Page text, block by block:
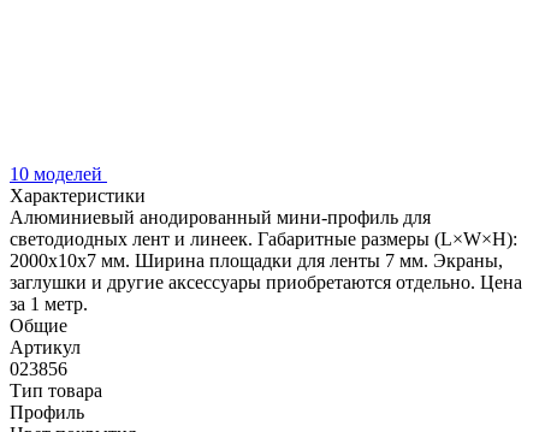
10 моделей
Характеристики
Алюминиевый анодированный мини-профиль для
светодиодных лент и линеек. Габаритные размеры (L×W×H):
2000x10x7 мм. Ширина площадки для ленты 7 мм. Экраны,
заглушки и другие аксессуары приобретаются отдельно. Цена
за 1 метр.
Общие
Артикул
023856
Тип товара
Профиль